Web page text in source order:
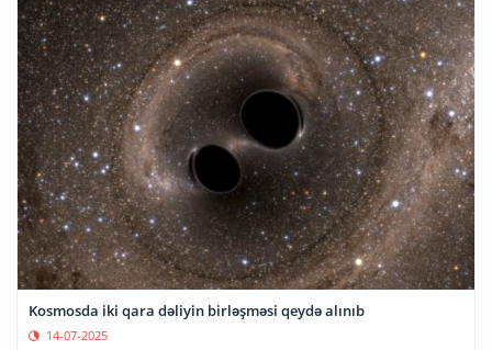
Kosmosda iki qara dəliyin birləşməsi qeydə alınıb
14-07-2025